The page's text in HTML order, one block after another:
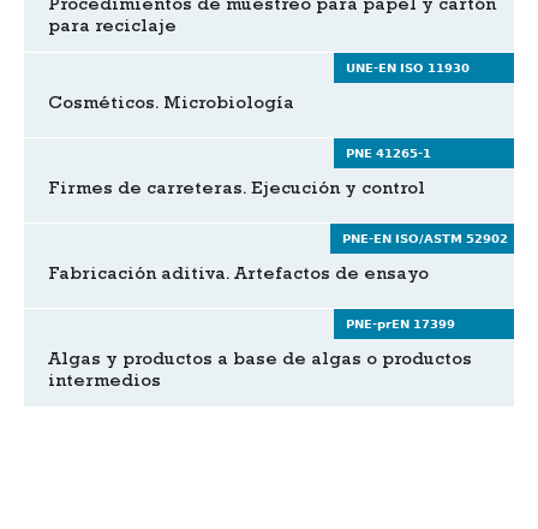
Procedimientos de muestreo para papel y cartón
para reciclaje
UNE-EN ISO 11930
Cosméticos. Microbiología
PNE 41265-1
Firmes de carreteras. Ejecución y control
PNE-EN ISO/ASTM 52902
Fabricación aditiva. Artefactos de ensayo
PNE-prEN 17399
Algas y productos a base de algas o productos
intermedios